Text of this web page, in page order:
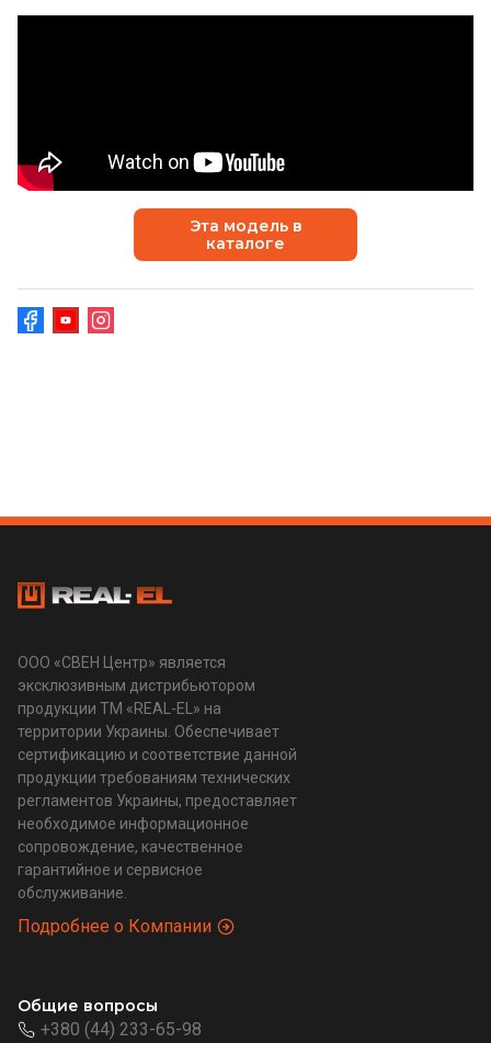
Эта модель в
каталоге
ООО «СВЕН Центр» является
эксклюзивным дистрибьютором
продукции ТМ «REAL-EL» на
территории Украины. Обеспечивает
сертификацию и соответствие данной
продукции требованиям технических
регламентов Украины, предоставляет
необходимое информационное
сопровождение, качественное
гарантийное и сервисное
обслуживание.
Подробнее о Компании
Общие вопросы
+380 (44) 233-65-98